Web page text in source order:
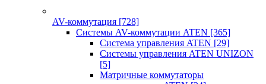
AV-коммутация [728]
Системы AV-коммутации ATEN [365]
Система управления ATEN [29]
Системы управления ATEN UNIZON
[5]
Матричные коммутаторы